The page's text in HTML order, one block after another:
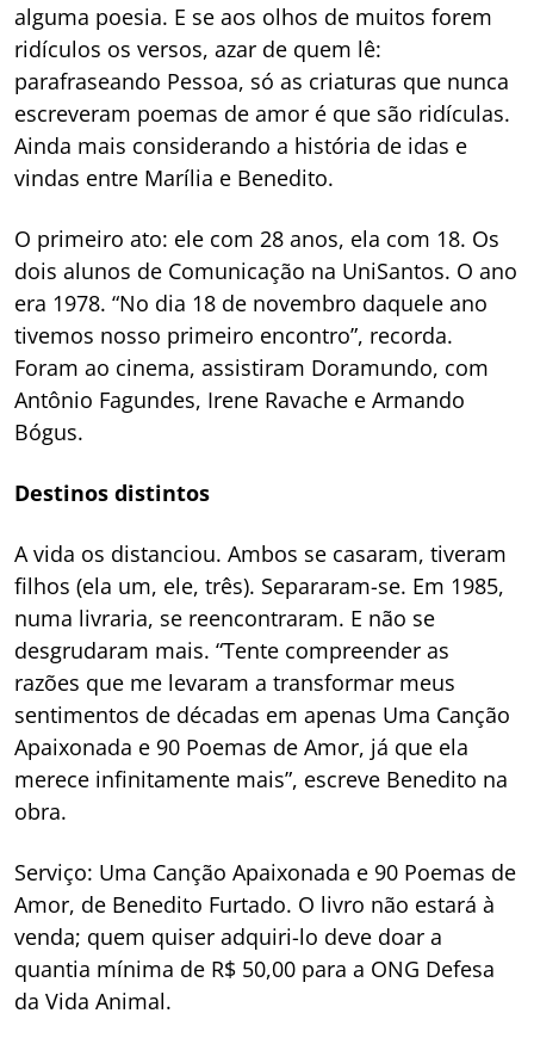
alguma poesia. E se aos olhos de muitos forem
ridículos os versos, azar de quem lê:
parafraseando Pessoa, só as criaturas que nunca
escreveram poemas de amor é que são ridículas.
Ainda mais considerando a história de idas e
vindas entre Marília e Benedito.
O primeiro ato: ele com 28 anos, ela com 18. Os
dois alunos de Comunicação na UniSantos. O ano
era 1978. “No dia 18 de novembro daquele ano
tivemos nosso primeiro encontro”, recorda.
Foram ao cinema, assistiram Doramundo, com
Antônio Fagundes, Irene Ravache e Armando
Bógus.
Destinos distintos
A vida os distanciou. Ambos se casaram, tiveram
filhos (ela um, ele, três). Separaram-se. Em 1985,
numa livraria, se reencontraram. E não se
desgrudaram mais. “Tente compreender as
razões que me levaram a transformar meus
sentimentos de décadas em apenas Uma Canção
Apaixonada e 90 Poemas de Amor, já que ela
merece infinitamente mais”, escreve Benedito na
obra.
Serviço: Uma Canção Apaixonada e 90 Poemas de
Amor, de Benedito Furtado. O livro não estará à
venda; quem quiser adquiri-lo deve doar a
quantia mínima de R$ 50,00 para a ONG Defesa
da Vida Animal.